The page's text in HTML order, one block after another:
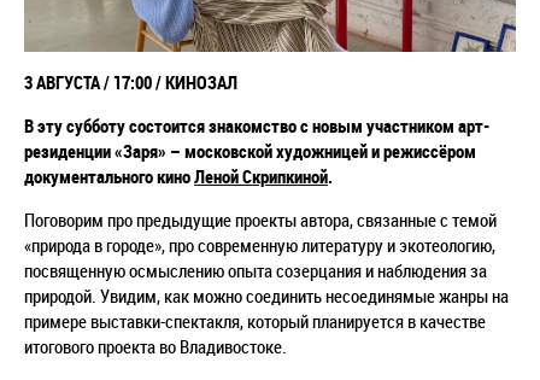
3 АВГУСТА / 17:00 / КИНОЗАЛ
В эту субботу состоится знакомство с новым участником арт-
резиденции «Заря» – московской художницей и режиссёром
документального киноЛеной Скрипкиной.
Поговорим про предыдущие проекты автора, связанные с темой
«природа в городе», про современную литературу и экотеологию,
посвященную осмыслению опыта созерцания и наблюдения за
природой. Увидим, как можно соединить несоединямые жанры на
примере выставки-спектакля, который планируется в качестве
итогового проекта во Владивостоке.